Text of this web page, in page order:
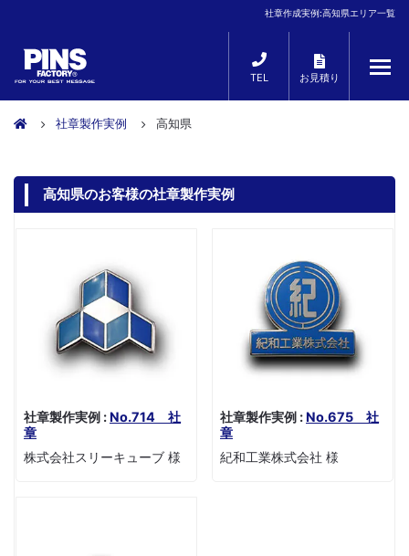
社章作成実例:高知県エリア一覧
TEL お見積り
社章製作実例 高知県
高知県のお客様の社章製作実例
社章製作実例 : No.714 社
章
株式会社スリーキューブ 様
社章製作実例 : No.675 社
章
紀和工業株式会社 様